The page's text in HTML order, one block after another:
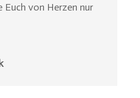
Euch von Herzen nur